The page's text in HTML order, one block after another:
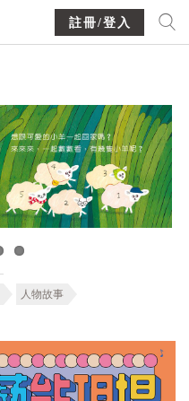
註冊/登入
人物故事